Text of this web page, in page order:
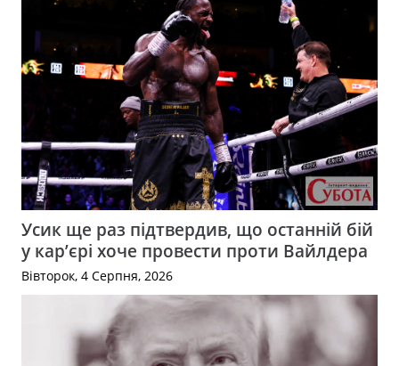
Усик ще раз підтвердив, що останній бій
у кар’єрі хоче провести проти Вайлдера
Вівторок, 4 Серпня, 2026